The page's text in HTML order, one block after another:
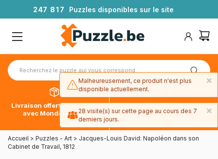
247 81 7 Puzzles disponibles sur le site
Livraison offerte dès 39€*
avec Mondial Relay
Paiement en 4x sans frais
avec Paypal
Accueil > Puzzles - Art > Jacques-Louis David: Napoléon dans son
Cabinet de Travail, 1812
×
Malheureusement, ce produit n'est plus
disponible actuellement.
×
28 visite(s) sur cette page au cours des 7
derniers jours.